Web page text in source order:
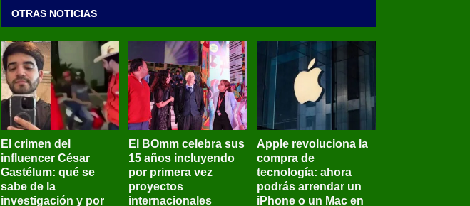
OTRAS NOTICIAS
El crimen del
influencer César
Gastélum: qué se
sabe de la
investigación y por
El BOmm celebra sus
15 años incluyendo
por primera vez
proyectos
internacionales
Apple revoluciona la
compra de
tecnología: ahora
podrás arrendar un
iPhone o un Mac en